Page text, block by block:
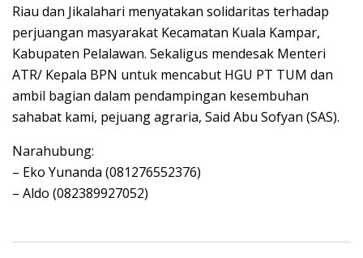
Riau dan Jikalahari menyatakan solidaritas terhadap
perjuangan masyarakat Kecamatan Kuala Kampar,
Kabupaten Pelalawan. Sekaligus mendesak Menteri
ATR/ Kepala BPN untuk mencabut HGU PT TUM dan
ambil bagian dalam pendampingan kesembuhan
sahabat kami, pejuang agraria, Said Abu Sofyan (SAS).
Narahubung:
– Eko Yunanda (081276552376)
– Aldo (082389927052)